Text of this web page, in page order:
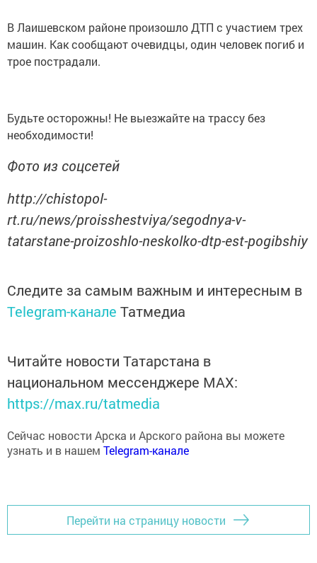
В Лаишевском районе произошло ДТП с участием трех
машин. Как сообщают очевидцы, один человек погиб и
трое пострадали.
Будьте осторожны! Не выезжайте на трассу без
необходимости!
Фото из соцсетей
http://chistopol-
rt.ru/news/proisshestviya/segodnya-v-
tatarstane-proizoshlo-neskolko-dtp-est-pogibshiy
Следите за самым важным и интересным в
Telegram-канале Татмедиа
Читайте новости Татарстана в
национальном мессенджере MАХ:
https://max.ru/tatmedia
Сейчас новости Арска и Арского района вы можете
узнать и в нашем Telegram-канале
Перейти на страницу новости